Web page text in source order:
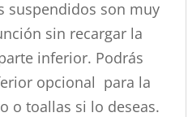
suspendidos son muy
sin recargar la
inferior. Podrás
opcional para la
o toallas si lo deseas.